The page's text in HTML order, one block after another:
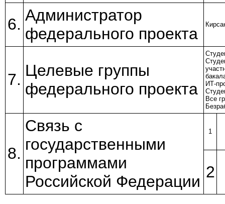
6. Администратор
федерального проекта
7. Целевые группы
федерального проекта
ИТ-
Все
8.
Связь с
государственными
программами
Российской Федерации
1
2